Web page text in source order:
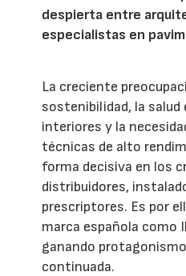
despierta entre
especialistas en
La creciente
sostenibilidad, la salud
interiores y la
técnicas de alto
forma decisiva en los
distribuidores,
prescriptores. Es por
marca española como
ganando
continuada.